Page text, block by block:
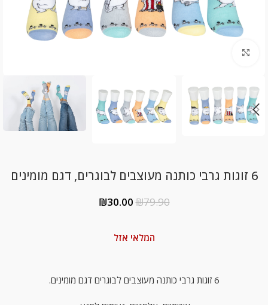
6 זוגות גרבי כותנה מעוצבים לבוגרים, דגם מומינים
₪79.90
₪30.00
המלאי אזל
6 זוגות גרבי כותנה מעוצבים לבוגרים דגם מומינים.